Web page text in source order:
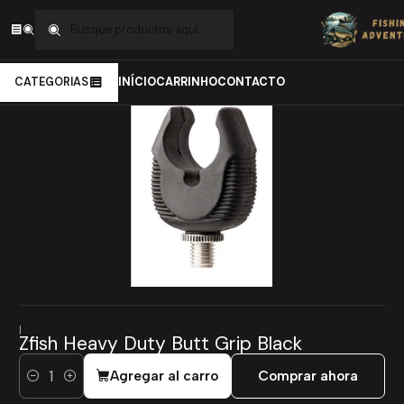
CATEGORIAS INÍCIOCARRINHOCONTACTO
Zfish Heavy Duty Butt Grip Black
|
Zfish Heavy Duty Butt Grip Black
Cantidad Agregar al carro Comprar ahora